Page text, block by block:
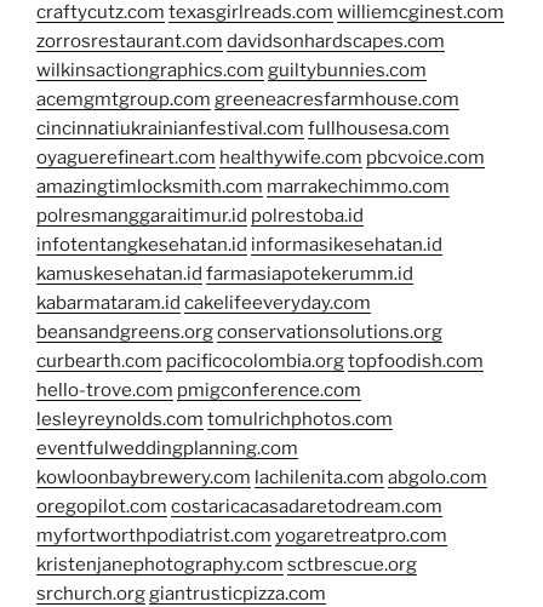
craftycutz.com texasgirlreads.com williemcginest.com
zorrosrestaurant.com davidsonhardscapes.com
wilkinsactiongraphics.com guiltybunnies.com
acemgmtgroup.com greeneacresfarmhouse.com
cincinnatiukrainianfestival.com fullhousesa.com
oyaguerefineart.com healthywife.com pbcvoice.com
amazingtimlocksmith.com marrakechimmo.com
polresmanggaraitimur.id polrestoba.id
infotentangkesehatan.id informasikesehatan.id
kamuskesehatan.id farmasiapotekerumm.id
kabarmataram.id cakelifeeveryday.com
beansandgreens.orgconservationsolutions.org
curbearth.com pacificocolombia.orgtopfoodish.com
hello-trove.com pmigconference.com
lesleyreynolds.com tomulrichphotos.com
eventfulweddingplanning.com
kowloonbaybrewery.com lachilenita.com abgolo.com
oregopilot.com costaricacasadaretodream.com
myfortworthpodiatrist.com yogaretreatpro.com
kristenjanephotography.com sctbrescue.org
srchurch.orggiantrusticpizza.com